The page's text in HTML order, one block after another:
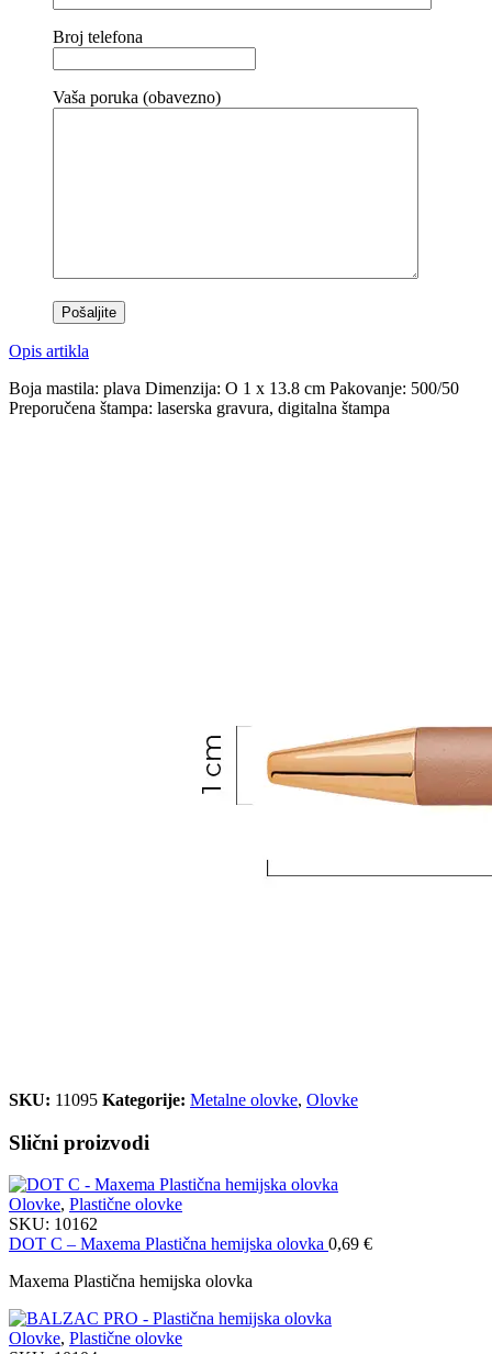
Broj telefona
Vaša poruka (obavezno)
Opis artikla
Boja mastila: plava Dimenzija: O 1 x 13.8 cm Pakovanje: 500/50
Preporučena štampa: laserska gravura, digitalna štampa
SKU: 11095 Kategorije: Metalne olovke, Olovke
Slični proizvodi
Olovke, Plastične olovke
SKU: 10162
DOT C – Maxema Plastična hemijska olovka 0,69 €
Maxema Plastična hemijska olovka
Olovke, Plastične olovke